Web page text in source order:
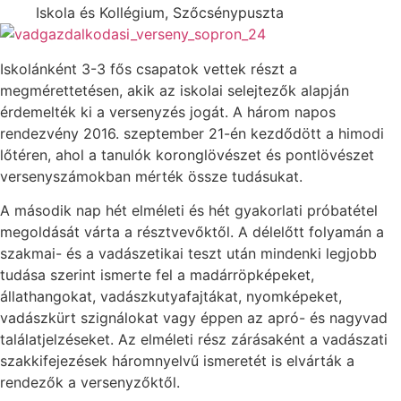
Iskola és Kollégium, Szőcsénypuszta
Iskolánként 3-3 fős csapatok vettek részt a
megmérettetésen, akik az iskolai selejtezők alapján
érdemelték ki a versenyzés jogát. A három napos
rendezvény 2016. szeptember 21-én kezdődött a himodi
lőtéren, ahol a tanulók koronglövészet és pontlövészet
versenyszámokban mérték össze tudásukat.
A második nap hét elméleti és hét gyakorlati próbatétel
megoldását várta a résztvevőktől. A délelőtt folyamán a
szakmai- és a vadászetikai teszt után mindenki legjobb
tudása szerint ismerte fel a madárröpképeket,
állathangokat, vadászkutyafajtákat, nyomképeket,
vadászkürt szignálokat vagy éppen az apró- és nagyvad
találatjelzéseket. Az elméleti rész zárásaként a vadászati
szakkifejezések háromnyelvű ismeretét is elvárták a
rendezők a versenyzőktől.